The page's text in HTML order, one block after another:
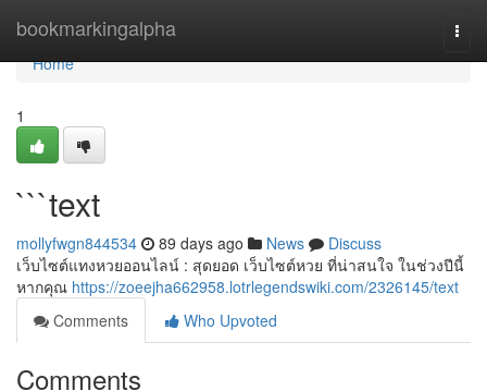
bookmarkingalpha
Home
Home
1
```text
mollyfwgn844534 89 days ago News
Discuss
เว็บไซต์แทงหวยออนไลน์ : สุดยอด เว็บไซต์หวย ที่น่าสนใจ ในช่วงปีนี้
หากคุณ https://zoeejha662958.lotrlegendswiki.com/2326145/text
Comments
Who Upvoted
Comments